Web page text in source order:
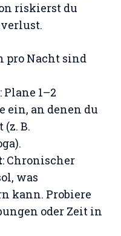
riskierst du
pro Nacht sind
: Plane 1–2
ein, an denen du
B.
: Chronischer
was
kann. Probiere
oder Zeit in